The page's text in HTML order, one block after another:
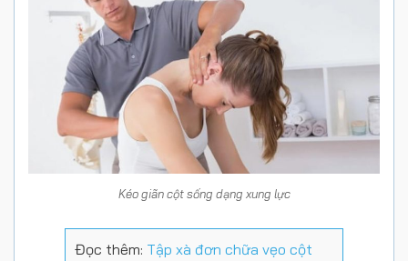
Kéo giãn cột sống dạng xung lực
Đọc thêm: Tập xà đơn chữa vẹo cột